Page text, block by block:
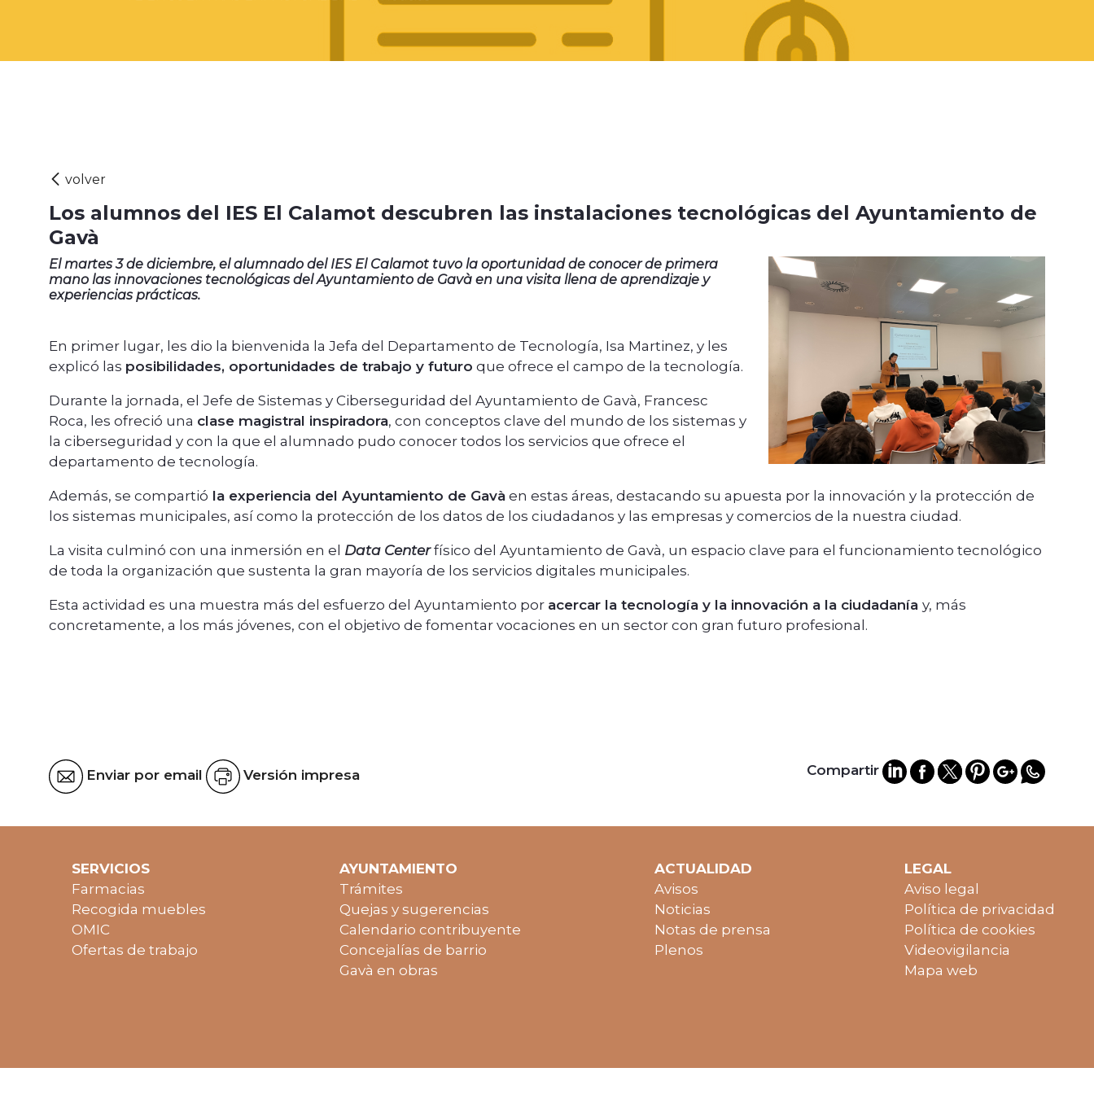
Los alumnos del IES El Calamot descubren las instalaciones tecnológicas del Ayuntamiento de
Gavà
El martes 3 de diciembre, el alumnado del IES El Calamot tuvo la oportunidad de conocer de primera
mano las innovaciones tecnológicas del Ayuntamiento de Gavà en una visita llena de aprendizaje y
experiencias prácticas.
En primer lugar, les dio la bienvenida la Jefa del Departamento de Tecnología, Isa Martinez, y les
explicó las posibilidades, oportunidades de trabajo y futuro que ofrece el campo de la tecnología.
Durante la jornada, el Jefe de Sistemas y Ciberseguridad del Ayuntamiento de Gavà, Francesc
Roca, les ofreció una clase magistral inspiradora, con conceptos clave del mundo de los sistemas y
la ciberseguridad y con la que el alumnado pudo conocer todos los servicios que ofrece el
departamento de tecnología.
Además, se compartió la experiencia del Ayuntamiento de Gavà en estas áreas, destacando su apuesta por la innovación y la protección de
los sistemas municipales, así como la protección de los datos de los ciudadanos y las empresas y comercios de la nuestra ciudad.
La visita culminó con una inmersión en el Data Centerfísico del Ayuntamiento de Gavà, un espacio clave para el funcionamiento tecnológico
de toda la organización que sustenta la gran mayoría de los servicios digitales municipales.
Esta actividad es una muestra más del esfuerzo del Ayuntamiento por acercar la tecnología y la innovación a la ciudadanía y, más
concretamente, a los más jóvenes, con el objetivo de fomentar vocaciones en un sector con gran futuro profesional.
Enviar por email Versión impresa Compartir
SERVICIOS
Farmacias
Recogida muebles
OMIC
Ofertas de trabajo
AYUNTAMIENTO
Trámites
Quejas y sugerencias
Calendario contribuyente
Concejalías de barrio
Gavà en obras
ACTUALIDAD
Avisos
Noticias
Notas de prensa
Plenos
LEGAL
Aviso legal
Política de privacidad
Política de cookies
Videovigilancia
Mapa web